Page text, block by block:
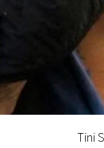
Tini